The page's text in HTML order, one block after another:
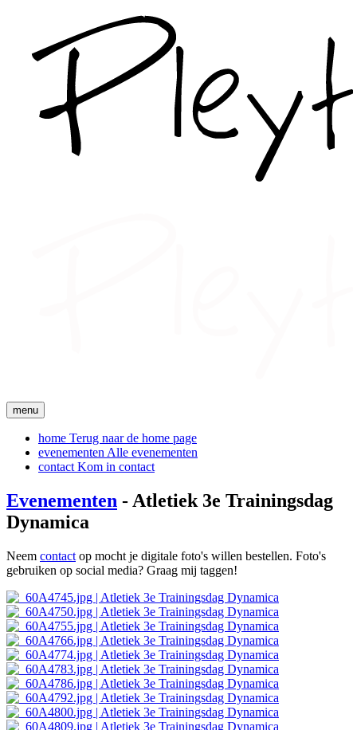
menu
home Terug naar de home page
evenementen Alle evenementen
contact Kom in contact
Evenementen - Atletiek 3e Trainingsdag
Dynamica
Neem contact op mocht je digitale foto's willen bestellen. Foto's
gebruiken op social media? Graag mij taggen!